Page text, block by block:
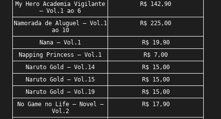
My Hero Academia Vigilante
– Vol.1 ao 6
R$ 142,90
Namorada de Aluguel – Vol.1
ao 10
R$ 225,00
Nana – Vol.1
R$ 19,90
Napping Princess – Vol.1
R$ 7,00
Naruto Gold – Vol.14
R$ 15,00
Naruto Gold – Vol.15
R$ 15,00
Naruto Gold – Vol.19
R$ 15,00
No Game no Life – Novel –
Vol.2
R$ 17,90